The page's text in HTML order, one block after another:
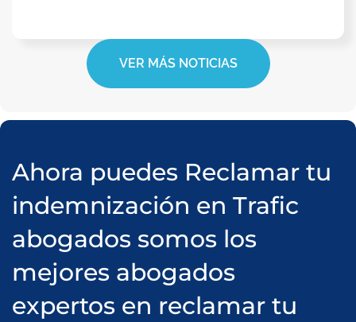
VER MÁS NOTICIAS
Ahora puedes Reclamar tu
indemnización en Trafic
abogados somos los
mejores abogados
expertos en reclamar tu